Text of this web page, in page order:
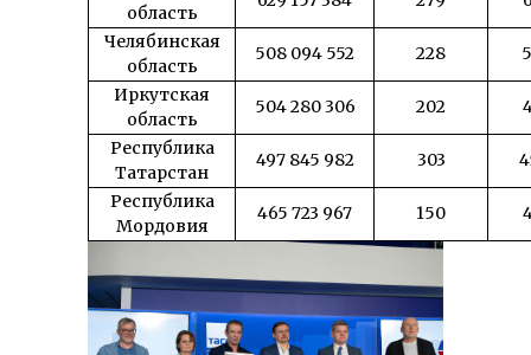
область
Челябинская
область
508 094 552 228
Иркутская
область
504 280 306 202
Республика
Татарстан
497 845 982 303
Республика
Мордовия
465 723 967 150